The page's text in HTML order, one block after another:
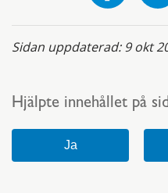
Sidan uppdaterad:9 okt
Hjälpte innehållet på